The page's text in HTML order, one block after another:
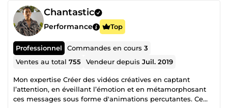
Chantastic
Performance Top
Professionnel Commandes en cours3
Ventes au total755 Vendeur depuisJuil. 2019
Mon expertise Créer des vidéos créatives en captant
l’attention, en éveillant l’émotion et en métamorphosant
ces messages sous forme d'animations percutantes. Ce